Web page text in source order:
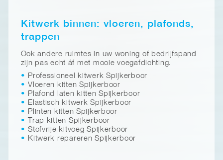
Kitwerk binnen: vloeren, plafonds,
trappen
Ook andere ruimtes in uw woning of bedrijfspand
zijn pas echt áf met mooie voegafdichting.
Professioneel kitwerk Spijkerboor
Vloeren kitten Spijkerboor
Plafond laten kitten Spijkerboor
Elastisch kitwerk Spijkerboor
Plinten kitten Spijkerboor
Trap kitten Spijkerboor
Stofvrije kitvoeg Spijkerboor
Kitwerk repareren Spijkerboor